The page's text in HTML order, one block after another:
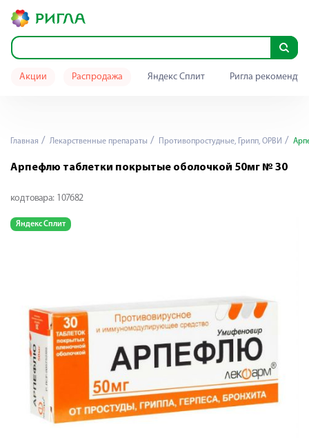
Акции Распродажа Яндекс Сплит Ригла
Главная Лекарственные препараты Противопростудные, Грипп, ОРВИ
Арпефлю таблетки покрытые оболочкой 50мг № 30
код товара: 107682
Яндекс Сплит